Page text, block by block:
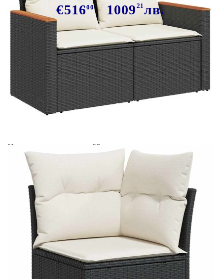
€51600 1009 21 лв.
В наличност: 68 бр.
Време за доставка: 5 до 9 дни
Безплатна доставка до адрес при плащане по банков път
Материал:
PE ратан, стомана с прахово покритие,
акациева дървесина масив с лаково
Размери:
100 x 55 x 44/73 см (Д x Ш x В)
EAN code:
8721158748942
Височина на
подлакътника от земята:
55 см
Размери на седалката:
Размери на възглавницата
за облягане:
Размери на възглавницата
на седалката:
55 x 55 x 3 см (Ш x Д x Деб)
Материал на покритието:
Височина на седалката от
земята (без
възглавницата):
37 см